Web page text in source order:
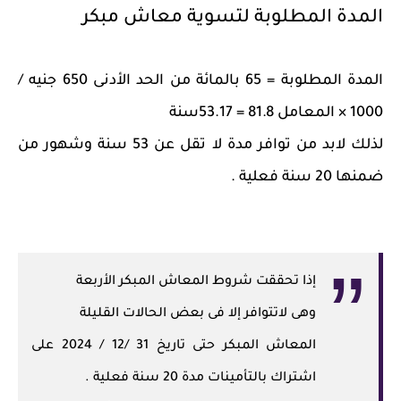
المدة المطلوبة لتسوية معاش مبكر
المدة المطلوبة = 65 بالمائة من الحد الأدنى 650 جنيه /
1000 × المعامل 81.8 = 53.17سنة
لذلك لابد من توافر مدة لا تقل عن 53 سنة وشهور من
ضمنها 20 سنة فعلية .
إذا تحققت شروط المعاش المبكر الأربعة
وهى لاتتوافر إلا فى بعض الحالات القليلة
المعاش المبكر حتى تاريخ 31 /12 / 2024 على
اشتراك بالتأمينات مدة 20 سنة فعلية .